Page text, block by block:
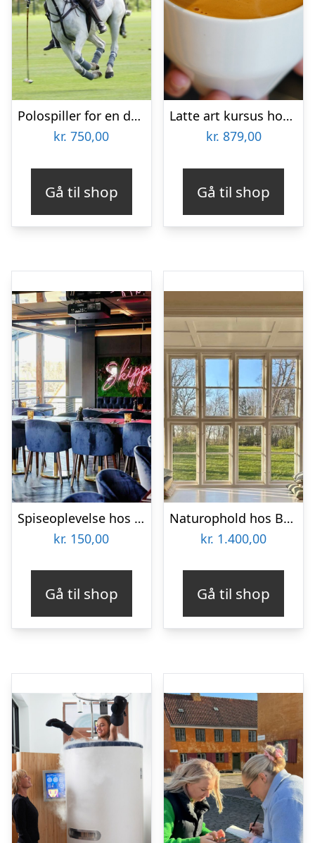
Polospiller for en dag hos Copenhagen Polo Club
kr. 750,00
Gå til shop
Latte art kursus hos Coffee Collective
kr. 879,00
Gå til shop
Spiseoplevelse hos Skippers Dreng
kr. 150,00
Gå til shop
Naturophold hos Bellinge House
kr. 1.400,00
Gå til shop